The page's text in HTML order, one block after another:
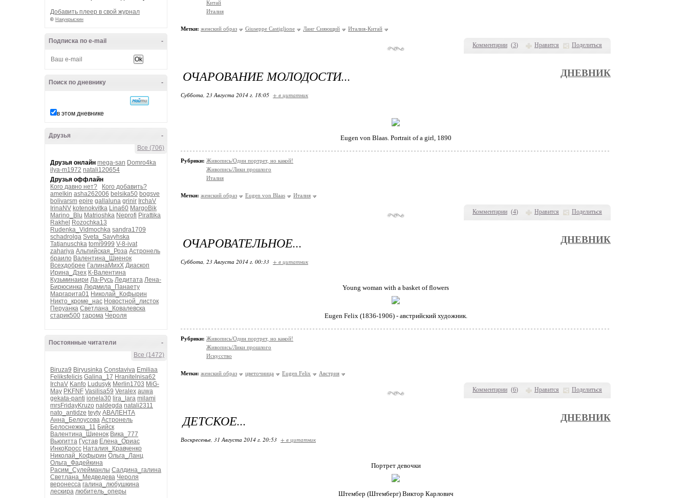
Добавить плеер в свой журнал
© Накукрыскин
-
Подписка по e-mail
-
Поиск по дневнику
в этом дневнике
-
Друзья
Все (706)
Друзья онлайн mega-san Domro4ka
ilya-m1972 natali120654
Друзья оффлайн
Кого давно нет?
Кого добавить?
amelkin asha262006 belsika50 bogsve
bolivarsm epire gallaluna grinir IrchaV
IrinaNV kotenokvitka Lina60 MargoBik
Marino_Blu Matrioshka Neprofi Pirattika
Rakhel
Rozochka13
Rudenka_Vidmochka sandra1709
schadrolga Sveta_Savyhska
Tatjanuschka tomi9999 V-8-ivat
zahariya Альпийская_Роза Астронель
браило Валентина_Шиенок
Всехдобрее ГалинаМихХ Диаскоп
Ирина_Дзех К-Валентина
Кузьминаири Ла-Русь Ледитата Лена-
Бирюсинка Людмила_Панаету
Маргарита01 Николай_Кофырин
Никто_кроме_нас Новостной_листок
Перуанка Светлана_Ковалевска
старик500 тарома Чероля
-
Постоянные читатели
Все (1472)
Biruza9 Biryusinka Constaviva Emiliaa
Feliksfelicis Galina_17 Hranitelnisa62
IrchaV Kanfo Ludusyk Merlin1703 MiG-
May PKFNF Vasilisa59 Veralex auwa
gekata-panti ionela30 lira_lara milami
mrsFridayKruzo naldegda natali2311
nato_antidze teyty АВАЛЕНТА
Анна_Белоусова Астронель
Белоснежка_11 Бийск
Валентина_Шиенок Вика_777
Вьюгитта Густав Елена_Ориас
ИнкоКросс Наталия_Кравченко
Николай_Кофырин Ольга_Ланц
Ольга_Фадейкина
Расим_Сулейманлы Салдина_галина
Светлана_Медведева Чероля
веронесса галина_любушкина
лескира любитель_оперы
Комментарии (3) Нравится Поделиться
Китай
Италия
Метки: женский образ Giuseppe Castiglione Ланг Сияющий Италия-Китай
Комментарии (4) Нравится Поделиться
ОЧАРОВАНИЕ МОЛОДОСТИ... ДНЕВНИК
Суббота, 23 Августа 2014 г. 18:05 + в цитатник
Eugen von Blaas. Portrait of a girl, 1890
Рубрики: Живопись/Один портрет, но какой!
Живопись/Лики прошлого
Италия
Метки: женский образ Eugen von Blaas Италия
Комментарии (6) Нравится Поделиться
ОЧАРОВАТЕЛЬНОЕ... ДНЕВНИК
Суббота, 23 Августа 2014 г. 00:33 + в цитатник
Young woman with a basket of flowers
Eugen Felix (1836-1906) - австрийский художник.
Рубрики: Живопись/Один портрет, но какой!
Живопись/Лики прошлого
Искусство
Метки: женский образ цветочница Eugen Felix Австрия
ДЕТСКОЕ... ДНЕВНИК
Воскресенье, 31 Августа 2014 г. 20:53 + в цитатник
Портрет девочки
Штембер (Штемберг) Виктор Карлович